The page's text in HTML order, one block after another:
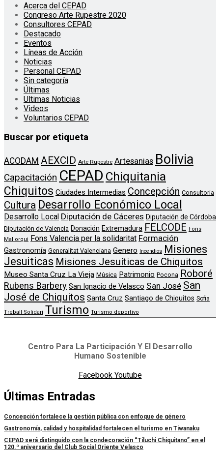
Acerca del CEPAD
Congreso Arte Rupestre 2020
Consultores CEPAD
Destacado
Eventos
Líneas de Acción
Noticias
Personal CEPAD
Sin categoría
Últimas
Ultimas Noticias
Videos
Voluntarios CEPAD
Buscar por etiqueta
ACODAM AEXCID Arte Rupestre Artesanias Bolivia
Capacitación CEPAD Chiquitania
Chiquitos Ciudades Intermedias Concepción Consultoria
Cultura Desarrollo Económico Local
Desarrollo Local Diputación de Cáceres Diputación de Córdoba
Diputación de Valencia Donación Extremadura FELCODE Fons
Mallorqui
Fons Valencia per la solidaritat Formación
Gastronomía Generalitat Valenciana Genero Incendios
Misiones
Jesuiticas Misiones Jesuíticas de Chiquitos
Museo Santa Cruz La Vieja Música Patrimonio Pocona Roboré
Rubens Barbery San Ignacio de Velasco San José San
José de Chiquitos Santa Cruz Santiago de Chiquitos Sofia
Treball Solidari Turismo Turismo deportivo
Centro Para La Participación Y El Desarrollo
Humano Sostenible
Facebook Youtube
Últimas Entradas
Concepción fortalece la gestión pública con enfoque de género
Gastronomía, calidad y hospitalidad fortalecen el turismo en Tiwanaku
CEPAD será distinguido con la condecoración “Tiluchi Chiquitano” en el
120.º aniversario del Club Social Oriente Velasco